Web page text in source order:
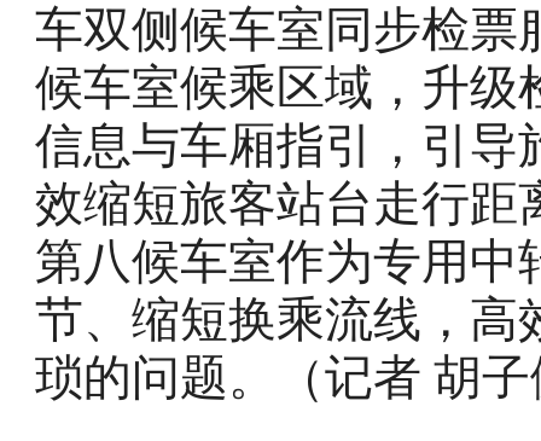
车双侧候车室同步检票
候车室候乘区域，升级
信息与车厢指引，引导
效缩短旅客站台走行距
第八候车室作为专用中
节、缩短换乘流线，高
琐的问题。（记者 胡